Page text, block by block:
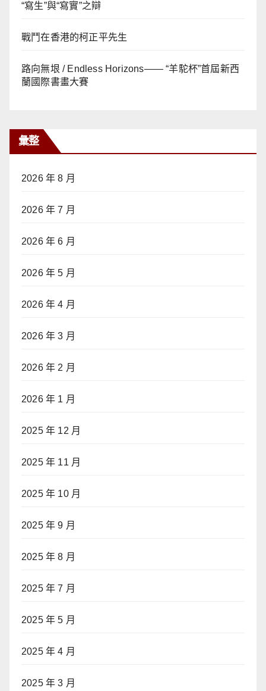
“寫生”與“寫實”之辯
戰鬥在香港的柯正平先生
路向無垠 / Endless Horizons—— “羊駝杯”首屆新西
蘭國際書畫大賽
彙整
2026 年 8 月
2026 年 7 月
2026 年 6 月
2026 年 5 月
2026 年 4 月
2026 年 3 月
2026 年 2 月
2026 年 1 月
2025 年 12 月
2025 年 11 月
2025 年 10 月
2025 年 9 月
2025 年 8 月
2025 年 7 月
2025 年 5 月
2025 年 4 月
2025 年 3 月